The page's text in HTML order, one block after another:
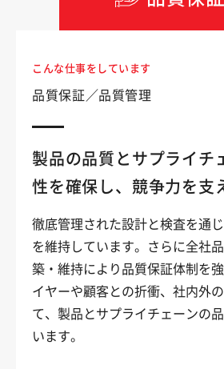
こんな仕事をしています
品質保証／品質管理
製品の品質とサプライチ
性を確保し、競争力を支
徹底管理された設計と検査を通
を維持しています。さらに全社
築・維持により品質保証体制を
イヤーや顧客との折衝、社内外
て、製品とサプライチェーンの
います。